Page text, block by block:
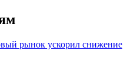
рынок ускорил снижение